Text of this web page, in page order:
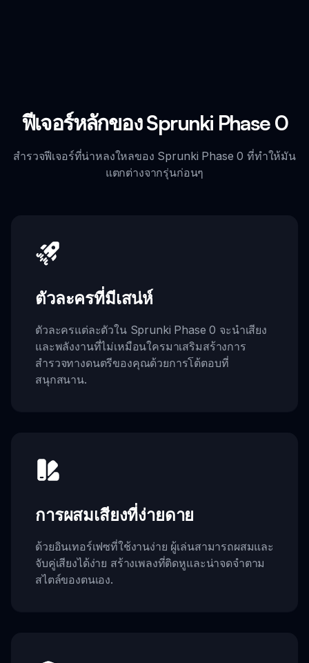
ฟีเจอร์หลักของ Sprunki Phase 0
สำรวจฟีเจอร์ที่น่าหลงใหลของ Sprunki Phase 0 ที่ทำให้มัน
แตกต่างจากรุ่นก่อนๆ
ตัวละครที่มีเสน่ห์
ตัวละครแต่ละตัวใน Sprunki Phase 0 จะนำเสียง
และพลังงานที่ไม่เหมือนใครมาเสริมสร้างการ
สำรวจทางดนตรีของคุณด้วยการโต้ตอบที่
สนุกสนาน.
การผสมเสียงที่ง่ายดาย
ด้วยอินเทอร์เฟซที่ใช้งานง่าย ผู้เล่นสามารถผสมและ
จับคู่เสียงได้ง่าย สร้างเพลงที่ติดหูและน่าจดจำตาม
สไตล์ของตนเอง.